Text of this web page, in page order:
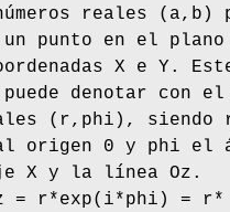
reales (a,b)
un punto en el plano
X e Y.
puede denotar con
(r,phi), siendo
origen 0 y phi el
X y la línea Oz.
= r*exp(i*phi) = r*